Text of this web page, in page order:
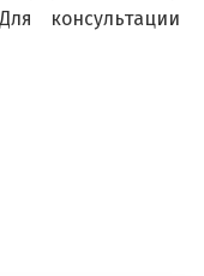
консультации